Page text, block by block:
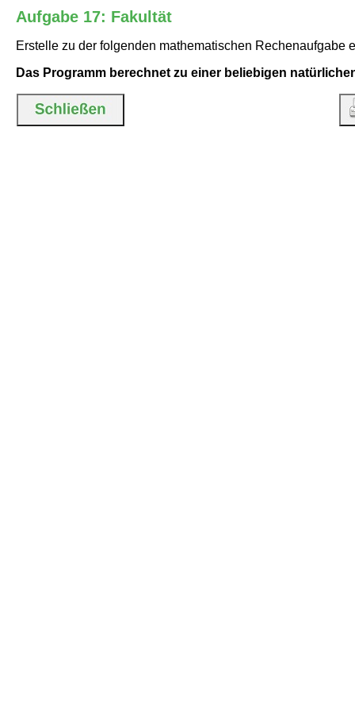
Aufgabe 17: Fakultät
Erstelle zu der folgenden mathematischen
Das Programm berechnet zu einer beliebigen